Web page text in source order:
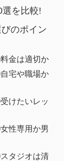
を比較!
のポイン
金は適切か
宅や職場か
けたいレッ
性専用か男
タジオは清